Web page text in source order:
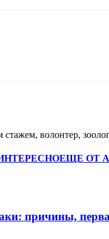
стажем, волонтер,
ЕЩЕ ОТ
причины,